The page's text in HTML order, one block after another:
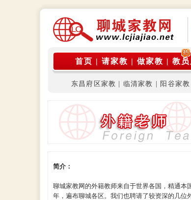
首页 | 请家教 | 做家教 | 教员
东昌府区家教 临清家教 阳谷家教
简介：
聊城家教网的外籍教师来自于世界各国，精通
年，遍布聊城各区。我们也聘请了较资深的几